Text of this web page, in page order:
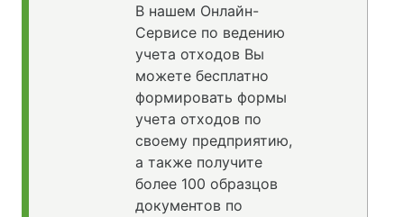
В нашем Онлайн-
Сервисе по ведению
учета отходов Вы
можете бесплатно
формировать формы
учета отходов по
своему предприятию,
а также получите
более 100 образцов
документов по